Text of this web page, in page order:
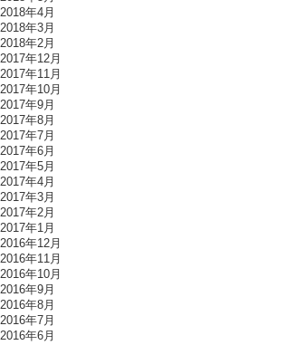
2018年4月
2018年3月
2018年2月
2017年12月
2017年11月
2017年10月
2017年9月
2017年8月
2017年7月
2017年6月
2017年5月
2017年4月
2017年3月
2017年2月
2017年1月
2016年12月
2016年11月
2016年10月
2016年9月
2016年8月
2016年7月
2016年6月